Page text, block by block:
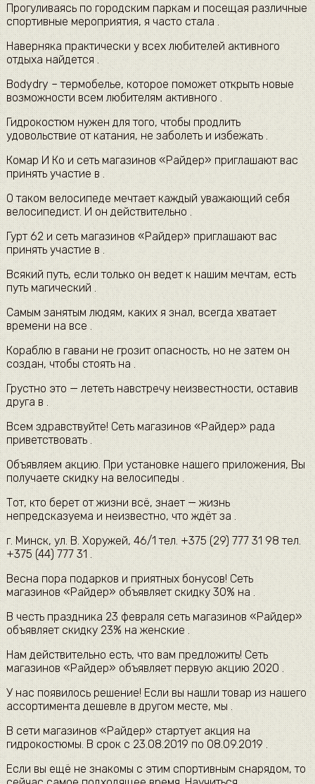
Прогуливаясь по городским паркам и посещая различные
спортивные мероприятия, я часто стала .
Наверняка практически у всех любителей активного
отдыха найдется .
Bodydry – термобелье, которое поможет открыть новые
возможности всем любителям активного .
Гидрокостюм нужен для того, чтобы продлить
удовольствие от катания, не заболеть и избежать .
Комар И Ко и сеть магазинов «Райдер» приглашают вас
принять участие в .
О таком велосипеде мечтает каждый уважающий себя
велосипедист. И он действительно .
Гурт 62 и сеть магазинов «Райдер» приглашают вас
принять участие в .
Всякий путь, если только он ведет к нашим мечтам, есть
путь магический .
Самым занятым людям, каких я знал, всегда хватает
времени на все .
Кораблю в гавани не грозит опасность, но не затем он
создан, чтобы стоять на .
Грустно это — лететь навстречу неизвестности, оставив
друга в .
Всем здравствуйте! Сеть магазинов «Райдер» рада
приветствовать .
Объявляем акцию. При установке нашего приложения, Вы
получаете скидку на велосипеды .
Тот, кто берет от жизни всё, знает — жизнь
непредсказуема и неизвестно, что ждёт за .
г. Минск, ул. В. Хоружей, 46/1 тел. +375 (29) 777 31 98 тел.
+375 (44) 777 31 .
Весна пора подарков и приятных бонусов! Сеть
магазинов «Райдер» объявляет скидку 30% на .
В честь праздника 23 февраля сеть магазинов «Райдер»
объявляет скидку 23% на женские .
Нам действительно есть, что вам предложить! Сеть
магазинов «Райдер» объявляет первую акцию 2020 .
У нас появилось решение! Если вы нашли товар из нашего
ассортимента дешевле в другом месте, мы .
В сети магазинов «Райдер» стартует акция на
гидрокостюмы. В срок с 23.08.2019 по 08.09.2019 .
Если вы ещё не знакомы с этим спортивным снарядом, то